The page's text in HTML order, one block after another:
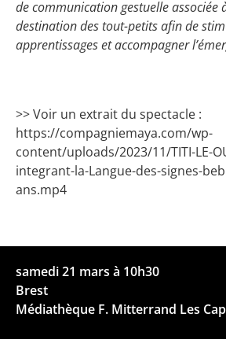
de communication gestuelle associée
destination des tout-petits afin de
apprentissages et accompagner
>> Voir un extrait du spectacle :
https://compagniemaya.com/wp-
content/uploads/2023/11/TITI-LE-
integrant-la-Langue-des-signes-
ans.mp4
samedi 21 mars à 10h30
Brest
Médiathèque F. Mitterrand Les